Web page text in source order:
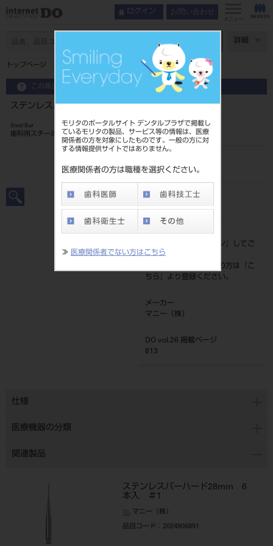
モリタのポータルサイト デンタルプラザで掲載し
ているモリタの製品、サービス等の情報は、医療
関係者の方を対象にしたものです。一般の方に対
する情報提供サイトではありません。
医療関係者の方は職種を選択ください。
≫ 医療関係者でない方はこちら
ログイン お問い合わせ
メニュー
詳細
トップページ ステンレスバーハード28mm 6本入 ＃7
この商品に関するお問い合わせ
ステンレスバーハード28mm 6本入 ＃7
Steel Bur
歯科用スチールバー
2024906897
JAN/EANコード
標準価格
ログイン
』してご
覧ください。
ネット会員登録がまだの方は『
こ
ちら
』より登録ください。
メーカー
マニー（株）
DO vol.26 掲載ページ
813
仕様
医療機器の分類
関連製品
ステンレスバーハード28mm 6
本入 ＃1
マニー（株）
品目コード ：2024906891